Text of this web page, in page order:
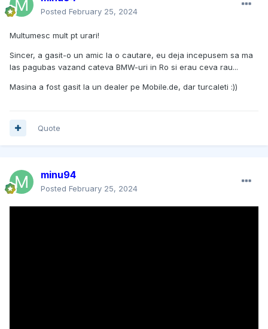
Posted February 25, 2024
Multumesc mult pt urari!
Sincer, a gasit-o un amic la o cautare, eu deja incepusem sa ma
las pagubas vazand cateva BMW-uri in Ro si erau ceva rau...
Masina a fost gasit la un dealer pe Mobile.de, dar turcaleti :))
Quote
minu94
Posted February 25, 2024